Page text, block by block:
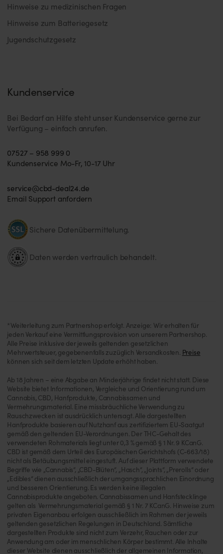
Hinweise zu medizinischen Fragen
Hinweise zum Batteriegesetz
Jugendschutzgesetz
Kundenservice
Bei Bedarf an Hilfe steht unser Kundenservice gerne zur
Verfügung – einfach anrufen.
07527 – 958 999 0
Kundenservice Mo-Fr, 10-17 Uhr
service@cbd-deal24.de
Email Support anfordern
Sichere Datenübermittelung.
Daten werden vertraulich behandelt.
*Weiterleitung zum Partnershop erfolgt. Anzeige: Wir erhalten für
jeden Verkauf eine Vermittlungsprovision von unserem Partnershop.
Alle Preise inklusive der jeweils geltenden gesetzlichen
Mehrwertsteuer, gegebenenfalls zuzüglich Versandkosten. Preise
können sich seit dem letzten Update erhöht haben.
Ab 18 Jahren – eine Abgabe an Minderjährige findet nicht statt. Diese
Website bietet Informationen, Vergleiche und Orientierung rund um
Cannabis, CBD, Hanfprodukte, Cannabissamen und
Vermehrungsmaterial. Eine missbräuchliche Verwendung zu
Rauschzwecken ist ausdrücklich untersagt. Alle dargestellten
Hanfprodukte basieren auf Nutzhanf aus zertifiziertem EU-Saatgut
gemäß den geltenden EU-Verordnungen. Der THC-Gehalt des
verwendeten Rohmaterials liegt unter 0,3 % gemäß § 1 Nr. 9 KCanG.
CBD ist gemäß dem Urteil des Europäischen Gerichtshofs (C-663/18)
nicht als Betäubungsmittel eingestuft. Auf dieser Plattform verwendete
Begriffe wie „Cannabis“, „CBD-Blüten“, „Hasch“, „Joints“, „Prerolls“ oder
„Edibles“ dienen ausschließlich der umgangssprachlichen Einordnung
und besseren Orientierung. Es werden keine illegalen
Cannabisprodukte angeboten. Cannabissamen und Hanfstecklinge
gelten als Vermehrungsmaterial gemäß § 1 Nr. 7 KCanG. Hinweise zum
privaten Eigenanbau erfolgen ausschließlich im Rahmen der jeweils
geltenden gesetzlichen Regelungen in Deutschland. Sämtliche
dargestellten Produkte sind nicht zum Verzehr, Rauchen oder zur
Anwendung am oder im menschlichen Körper bestimmt. Alle Inhalte
dieser Website dienen ausschließlich der allgemeinen Information,